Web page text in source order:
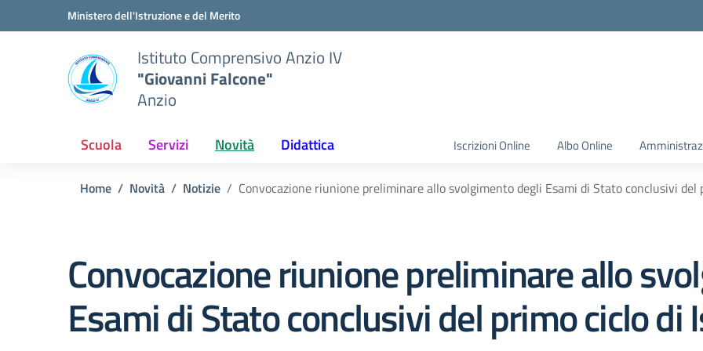
Vai ai contenuti
Vai al menu di navigazioneMinistero dell'Istruzione e del Merito
Istituto Comprensivo Anzio IV
"Giovanni Falcone"
Anzio
Scuola Servizi Novità Didattica Iscrizioni Online Albo Online
Home Novità Notizie Convocazione riunione preliminare allo svolgimento degli Esami di Stato conclusivi
Convocazione riunione preliminare allo
Esami di Stato conclusivi del primo ciclo di